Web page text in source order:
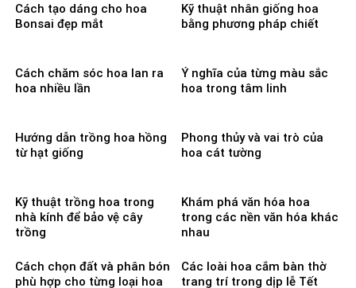
Cách tạo dáng cho hoa
Bonsai đẹp mắt
Kỹ thuật nhân giống hoa
bằng phương pháp chiết
Cách chăm sóc hoa lan ra
hoa nhiều lần
Ý nghĩa của từng màu sắc
hoa trong tâm linh
Hướng dẫn trồng hoa hồng
từ hạt giống
Phong thủy và vai trò của
hoa cát tường
Kỹ thuật trồng hoa trong
nhà kính để bảo vệ cây
trồng
Khám phá văn hóa hoa
trong các nền văn hóa khác
nhau
Cách chọn đất và phân bón
phù hợp cho từng loại hoa
Các loài hoa cắm bàn thờ
trang trí trong dịp lễ Tết